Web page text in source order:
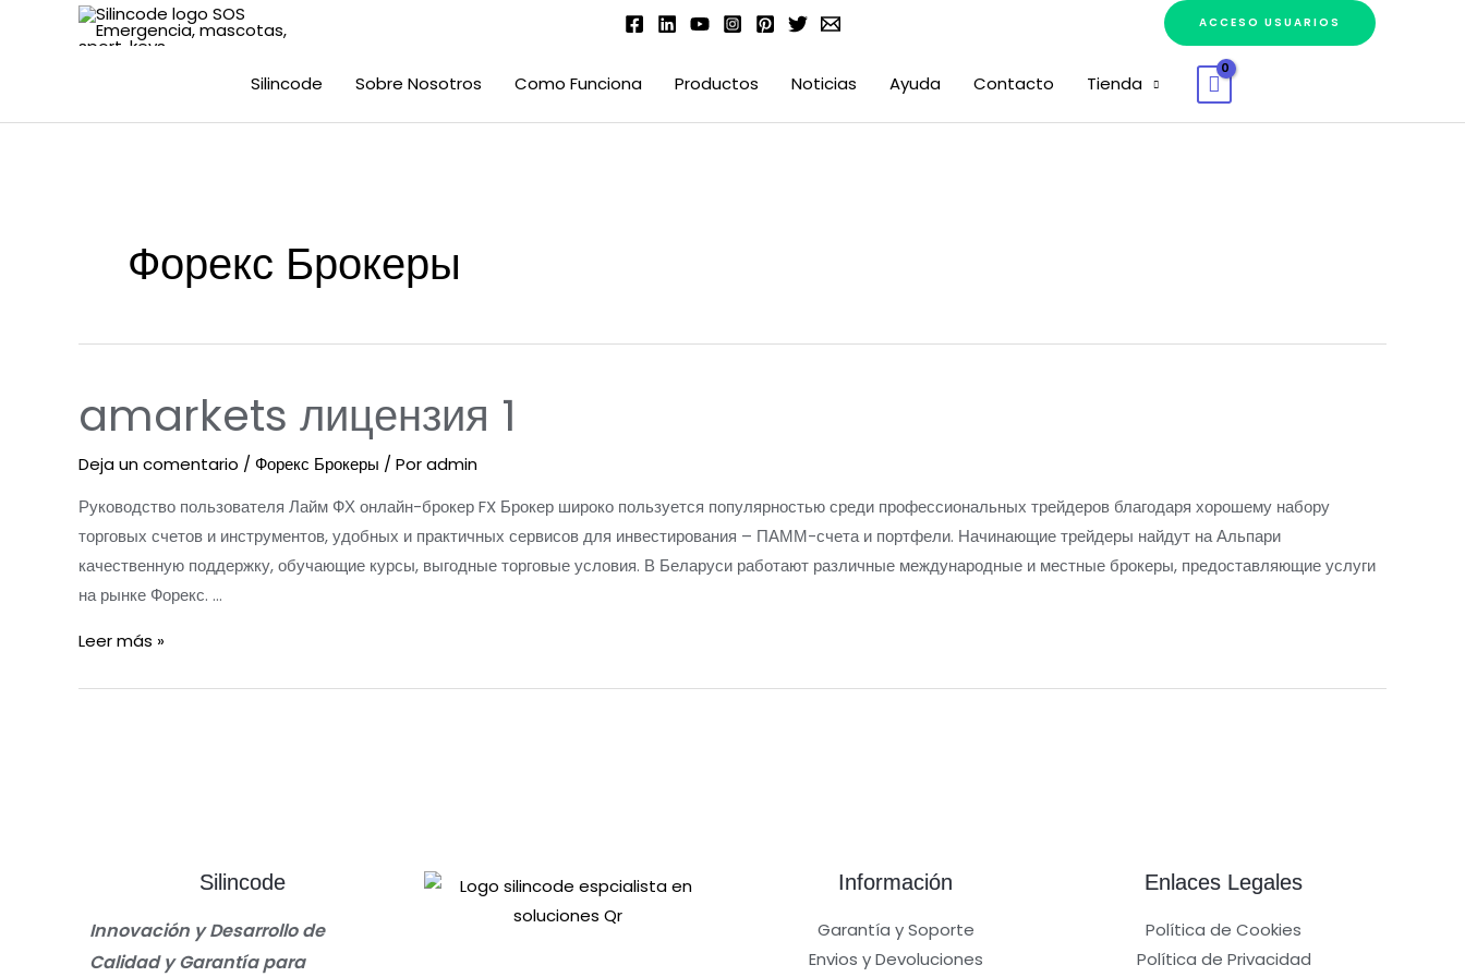
ACCESO USUARIOS
Silincode Sobre Nosotros Como Funciona Productos Noticias Ayuda Contacto Tienda
Форекс Брокеры
amarkets лицензия 1
Deja un comentario /Форекс Брокеры / Poradmin
Руководство пользователя Лайм ФХ онлайн-брокер FX Брокер широко пользуется популярностью среди профессиональных трейдеров благодаря хорошему набору
торговых счетов и инструментов, удобных и практичных сервисов для инвестирования – ПАММ-счета и портфели. Начинающие трейдеры найдут на Альпари
качественную поддержку, обучающие курсы, выгодные торговые условия. В Беларуси работают различные международные и местные брокеры, предоставляющие услуги
на рынке Форекс. …
Leer más »
Silincode
Innovación y Desarrollo de
Calidad y Garantía para
Información
Garantía y Soporte
Envios y Devoluciones
Enlaces Legales
Política de Cookies
Política de Privacidad